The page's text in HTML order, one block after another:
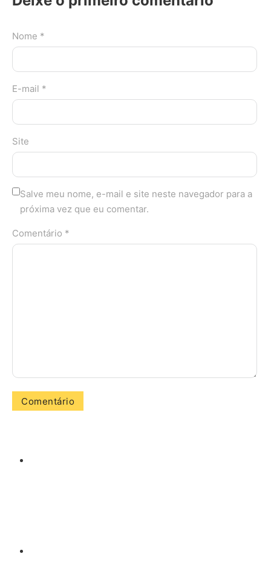
Nome *
E-mail *
Site
Salve meu nome, e-mail e site neste navegador para a
próxima vez que eu comentar.
Comentário *